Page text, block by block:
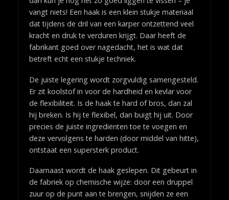
vangt niets! Een haak is een klein stukje materiaal
dat tijdens de dril van een karper ontzettend veel
kracht en druk te verduren krijgt. Daar heeft de
fabrikant goed over nagedacht, het is wat dat
betreft echt een stukje techniek.
De juiste legering wordt zorgvuldig samengesteld.
Er zit koolstof in voor de hardheid en kevlar voor
de flexibiliteit. Is de haak te hard of bros, dan zal
hij breken. Is hij te flexibel, dan buigt hij uit. Door
precies de juiste ingrediënten toe te voegen en
deze vervolgens te harden (door middel van hitte),
ontstaat een supersterk product.
Daarnaast wordt de haak geslepen. Dit gebeurt in
de fabriek op chemische wijze: door een druppel
zuur op de punt aan te brengen, snijden ze een